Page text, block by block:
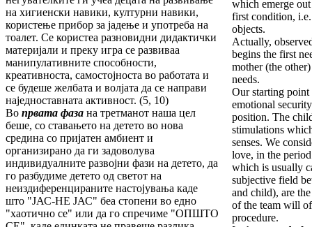
на хигиенски навики, културни навики,
користење прибор за јадење и употреба на
тоалет. Се користеа разновидни дидактички
материјали и преку игра се развиваа
манипулативните способности,
креативноста, самостојноста во работата и
се будеше желбата и волјата да се направи
наједноставната активност. (5, 10)
Во првата фаза на третманот наша цел
беше, со ставањето на детето во нова
средина со пријатен амбиент и
организирано да ги задоволува
индивидуалните развојни фази на детето, да
го разбудиме детето од светот на
неиздиференцираните настојувања каде
што "ЈАС-НЕ ЈАС" беа стопени во едно
"хаотично се" или да го спречиме "ОПШТО
which emerge
first condition,
objects.
Actually,
begins the first
mother (the
needs.
Our starting
emotional
position. The
stimulations
senses. We
love, in the
which is usually
subjective field
and child), are
of the team will
procedure.